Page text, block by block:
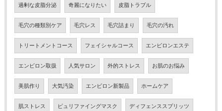
過剰な皮脂分泌 奇麗になりたい 皮脂トラブル
毛穴の種類別ケア 毛穴レス 毛穴詰まり 毛穴の汚れ
トリートメントコース フェイシャルコース エンビロンエステ
エンビロン取扱 人気サロン 外的ストレス お肌のお悩み
美肌作り 大気汚染 エンビロン新製品 ホームケア
肌ストレス ピュリファイングマスク ディフェンススプリッツ